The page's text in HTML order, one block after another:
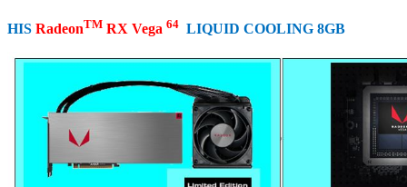
HIS RadeonTM RX Vega 64 LIQUID COOLING 8GB